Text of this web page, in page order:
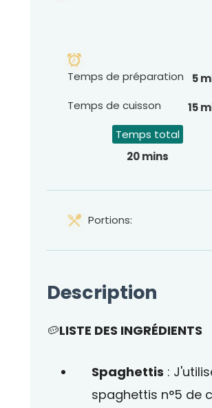
Temps de préparation
5
Temps de cuisson
15
Temps total
20 mins
Portions:
Description
🥔LISTE DES INGRÉDIENTS
Spaghettis :
spaghettis n°5 de